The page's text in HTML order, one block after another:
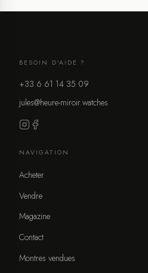
BESOIN D'AIDE ?
+33 6 61 14 35 09
jules@heure-miroir.watches
NAVIGATION
Acheter
Vendre
Magazine
Contact
Montres vendues